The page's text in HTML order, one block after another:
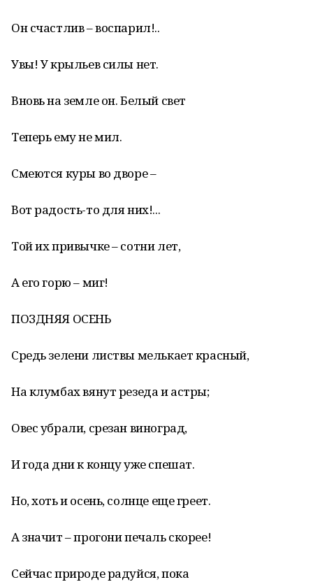
Он счастлив – воспарил!..
Увы! У крыльев силы нет.
Вновь на земле он. Белый свет
Теперь ему не мил.
Смеются куры во дворе –
Вот радость-то для них!...
Той их привычке – сотни лет,
А его горю – миг!
ПОЗДНЯЯ ОСЕНЬ
Средь зелени листвы мелькает красный,
На клумбах вянут резеда и астры;
Овес убрали, срезан виноград,
И года дни к концу уже спешат.
Но, хоть и осень, солнце еще греет.
А значит – прогони печаль скорее!
Сейчас природе радуйся, пока